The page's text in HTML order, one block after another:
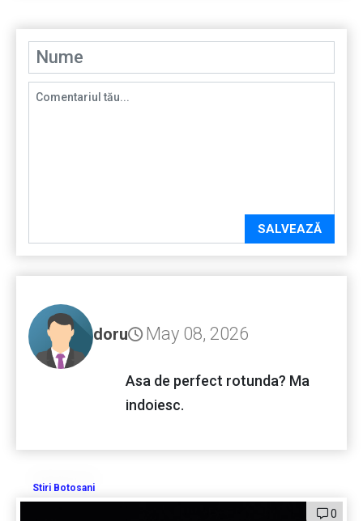
SALVEAZĂ
doru May 08, 2026
Asa de perfect rotunda? Ma
indoiesc.
Stiri Botosani
0